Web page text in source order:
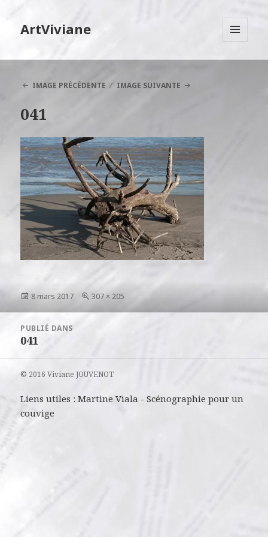
ArtViviane
IMAGE PRÉCÉDENTE
IMAGE SUIVANTE
041
Publié
8 mars 2017
Taille
307 × 205
l’article
PUBLIÉ DANS
041
© 2016 Viviane JOUVENOT
Liens utiles :Martine Viala -Scénographie pour un
couvige